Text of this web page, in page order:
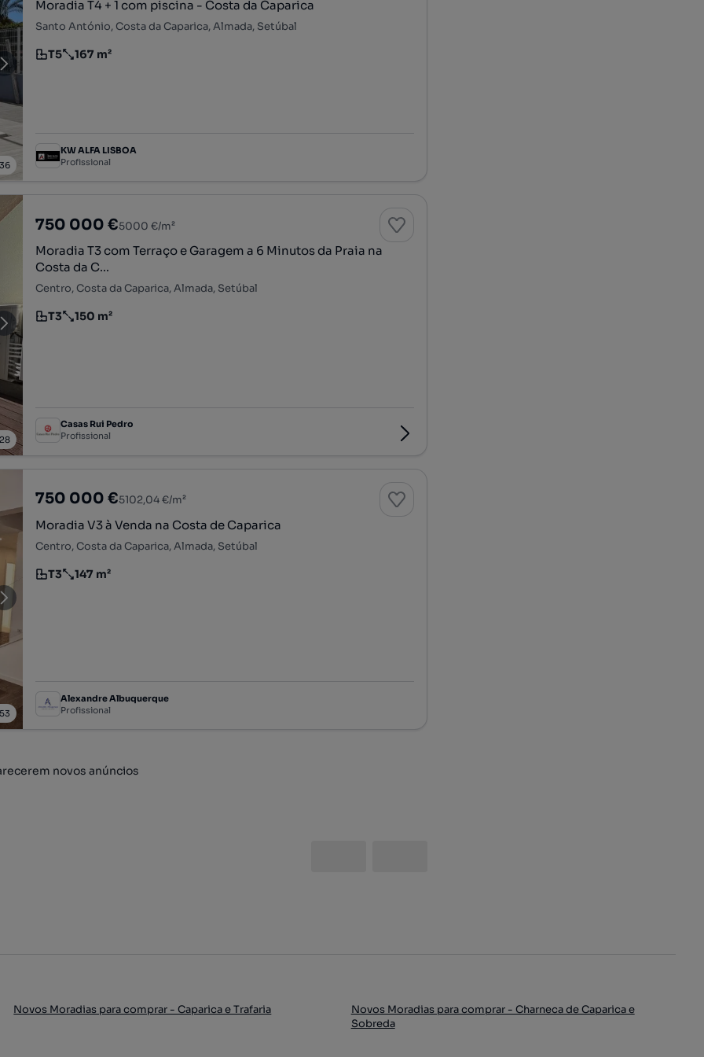
36
Moradia T4 + 1 com piscina - Costa da Caparica
Santo António, Costa da Caparica, Almada, Setúbal
Tipologia
T5
Preço por metro quadrado
167 m²
KW ALFA LISBOA
Profissional
28
750 000 €5000 €/m²
Moradia T3 com Terraço e Garagem a 6 Minutos da Praia na
Costa da C...
Centro, Costa da Caparica, Almada, Setúbal
Tipologia
T3
Preço por metro quadrado
150 m²
Casas Rui Pedro
Profissional
53
750 000 €5102,04 €/m²
Moradia V3 à Venda na Costa de Caparica
Centro, Costa da Caparica, Almada, Setúbal
Tipologia
T3
Preço por metro quadrado
147 m²
Alexandre Albuquerque
Profissional
novos anúncios
Novos Moradias para comprar - Caparica e Trafaria
Novos Moradias para comprar - Charneca de Caparica e
Sobreda